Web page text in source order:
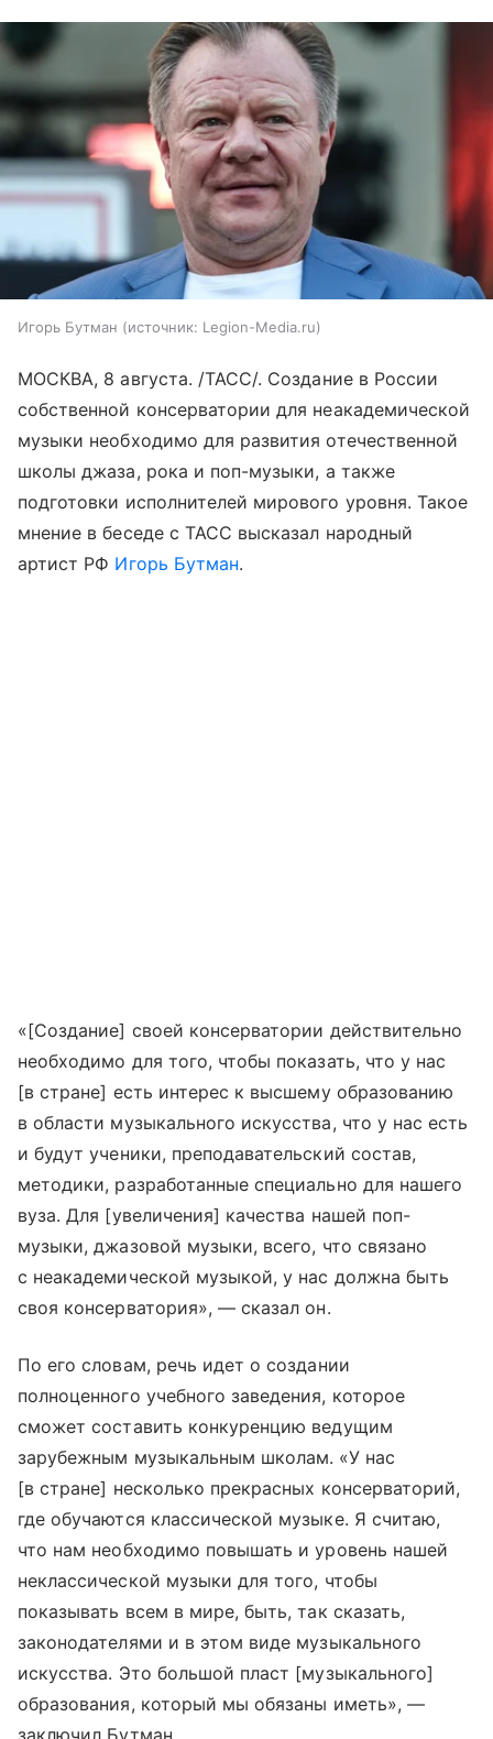
Игорь Бутман источник: Legion-Media.ru
МОСКВА, 8 августа. /ТАСС/. Создание в России
собственной консерватории для неакадемической
музыки необходимо для развития отечественной
школы джаза, рока и поп-музыки, а также
подготовки исполнителей мирового уровня. Такое
мнение в беседе с ТАСС высказал народный
артист РФ Игорь Бутман.
«[Создание] своей консерватории действительно
необходимо для того, чтобы показать, что у нас
[в стране] есть интерес к высшему образованию
в области музыкального искусства, что у нас есть
и будут ученики, преподавательский состав,
методики, разработанные специально для нашего
вуза. Для [увеличения] качества нашей поп-
музыки, джазовой музыки, всего, что связано
с неакадемической музыкой, у нас должна быть
своя консерватория», — сказал он.
По его словам, речь идет о создании
полноценного учебного заведения, которое
сможет составить конкуренцию ведущим
зарубежным музыкальным школам. «У нас
[в стране] несколько прекрасных консерваторий,
где обучаются классической музыке. Я считаю,
что нам необходимо повышать и уровень нашей
неклассической музыки для того, чтобы
показывать всем в мире, быть, так сказать,
законодателями и в этом виде музыкального
искусства. Это большой пласт [музыкального]
образования, который мы обязаны иметь», —